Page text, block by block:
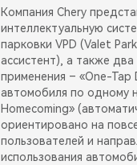
Компания Chery
интеллектуальную
парковки VPD (Valet
ассистент), а также
применения – «One-Tap
автомобиля по одному
Homecoming»
ориентировано на
пользователей и
использования